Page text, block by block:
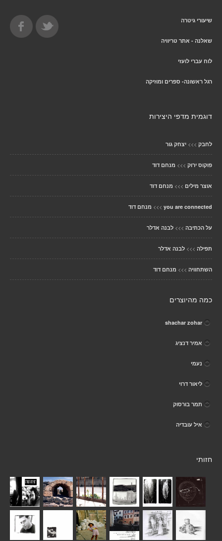
שיעורי גיטרה
שאלנה - אתר טריוויה
לוח עברי לועזי
רגל ראשונה- ספרים ומוזיקה
דוגמית מדפי היצירות
לחבק >>> יצחק גור
פוקוס ירוק >>> מנחם דוד
אוצר מילים >>> מנחם דוד
you are connected
>>> מנחם דוד
על הכתיבה >>> לבנה אדלר
תפילה >>> לבנה אדלר
השתחוויה >>> מנחם דוד
כמה מהיוצרים
shachar zohar
אמיר דנציג
נעמי
ליאור דרוי
תמר בורסוק
איל עובדיה
חזותי